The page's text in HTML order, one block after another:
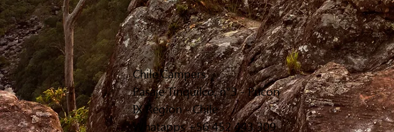
Chile Campers
Pasaje Tinquilco, n°3 - Pucon
IX Region - Chile
Whatapps +56 452 443 309